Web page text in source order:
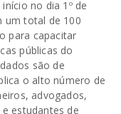
no dia 1º de
um total de 100
para capacitar
públicas do
são de
o alto número de
advogados,
estudantes de